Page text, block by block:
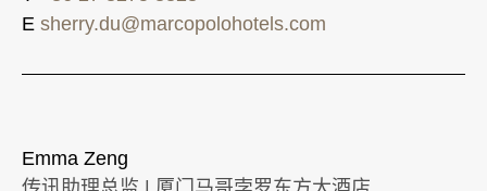
E sherry.du@marcopolohotels.com
Emma Zeng